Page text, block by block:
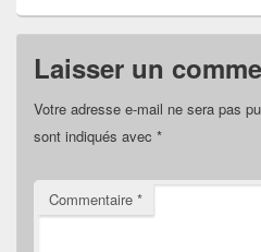
Laisser un
Votre adresse e-mail ne sera pas
sont indiqués avec *
Commentaire *